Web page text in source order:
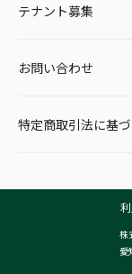
テナント募集
お問い合わせ
特定商取引法に基
株
愛